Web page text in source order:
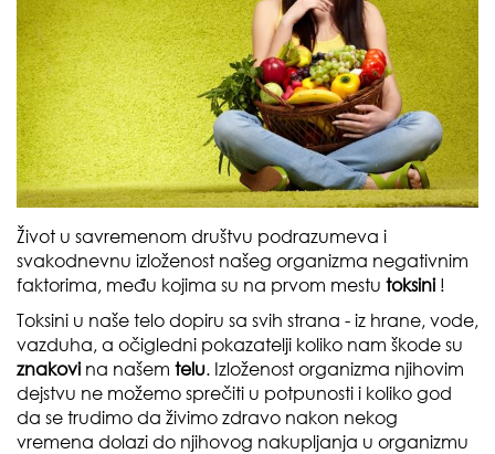
Život u savremenom društvu podrazumeva i
svakodnevnu izloženost našeg organizma negativnim
faktorima, među kojima su na prvom mestu toksini !
Toksini u naše telo dopiru sa svih strana - iz hrane, vode,
vazduha, a očigledni pokazatelji koliko nam škode su
znakovi na našem telu. Izloženost organizma njihovim
dejstvu ne možemo sprečiti u potpunosti i koliko god
da se trudimo da živimo zdravo nakon nekog
vremena dolazi do njihovog nakupljanja u organizmu